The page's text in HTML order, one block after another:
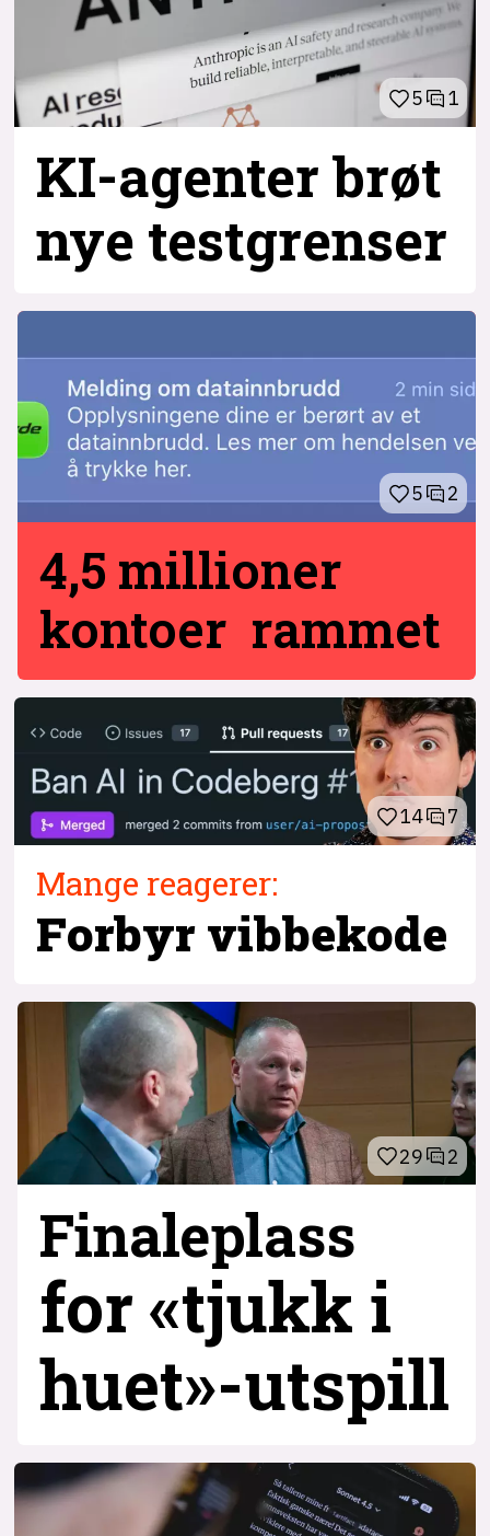
5 1
KI-agenter brøt
nye testgrenser
5 2
4,5 millioner
kontoer rammet
14 7
Mange reagerer:
Forbyr vibbekode
29 2
Finaleplass
for «tjukk i
huet»-utspill